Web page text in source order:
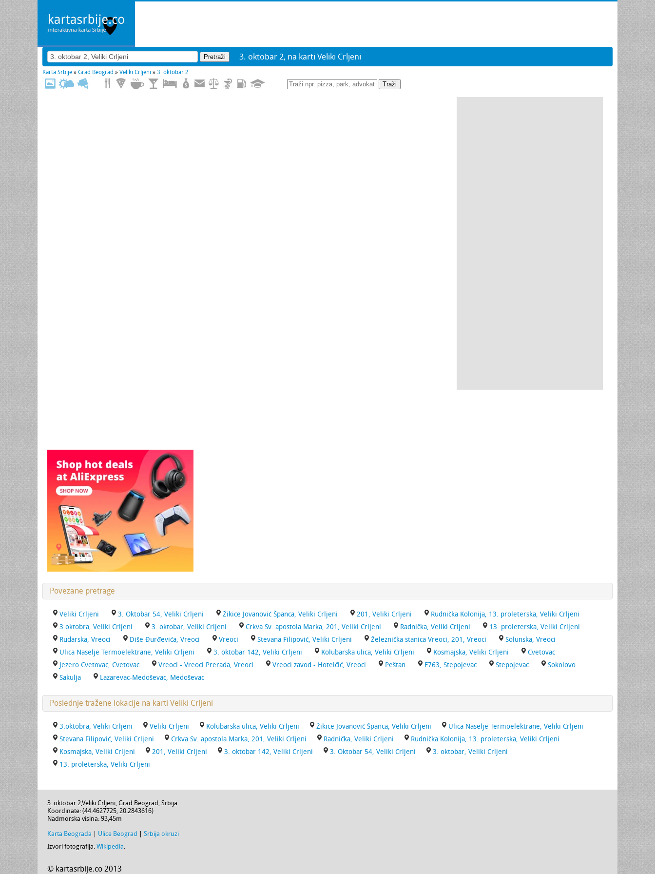
3. oktobar 2, na karti Veliki Crljeni
Karta Srbije » Grad Beograd » Veliki Crljeni » 3. oktobar 2
Traži
Povezane pretrage
Veliki Crljeni 3. Oktobar 54, Veliki Crljeni Žikice Jovanović Španca, Veliki Crljeni 201, Veliki Crljeni
Rudnička Kolonija, 13. proleterska, Veliki Crljeni
3.oktobra, Veliki Crljeni
3. oktobar, Veliki Crljeni Crkva Sv. apostola Marka, 201, Veliki Crljeni Radnička, Veliki Crljeni
13. proleterska, Veliki Crljeni
Rudarska, Vreoci
Diše Đurđevića, Vreoci Vreoci Stevana Filipović, Veliki Crljeni Železnička stanica Vreoci, 201, Vreoci
Solunska, Vreoci
Ulica Naselje Termoelektrane, Veliki Crljeni
3. oktobar 142, Veliki Crljeni Kolubarska ulica, Veliki Crljeni Kosmajska, Veliki Crljeni
Cvetovac
Jezero Cvetovac, Cvetovac
Vreoci - Vreoci Prerada, Vreoci Vreoci zavod - Hotelčić, Vreoci Peštan E763, Stepojevac Stepojevac
Sokolovo
Sakulja
Lazarevac-Medoševac, Medoševac
Poslednje tražene lokacije na karti Veliki Crljeni
3.oktobra, Veliki Crljeni Veliki Crljeni Kolubarska ulica, Veliki Crljeni Žikice Jovanović Španca, Veliki Crljeni
Ulica Naselje Termoelektrane, Veliki Crljeni
Stevana Filipović, Veliki Crljeni
Crkva Sv. apostola Marka, 201, Veliki Crljeni Radnička, Veliki Crljeni
Rudnička Kolonija, 13. proleterska, Veliki Crljeni
Kosmajska, Veliki Crljeni
201, Veliki Crljeni 3. oktobar 142, Veliki Crljeni 3. Oktobar 54, Veliki Crljeni
3. oktobar, Veliki Crljeni
13. proleterska, Veliki Crljeni
3. oktobar 2,Veliki Crljeni, Grad Beograd, Srbija
Koordinate: (44.4627725, 20.2843616)
Nadmorska visina: 93,45m
Karta Beograda Ulice Beograd
Srbija okruzi
Izvori fotografija: Wikipedia.
© kartasrbije.co 2013